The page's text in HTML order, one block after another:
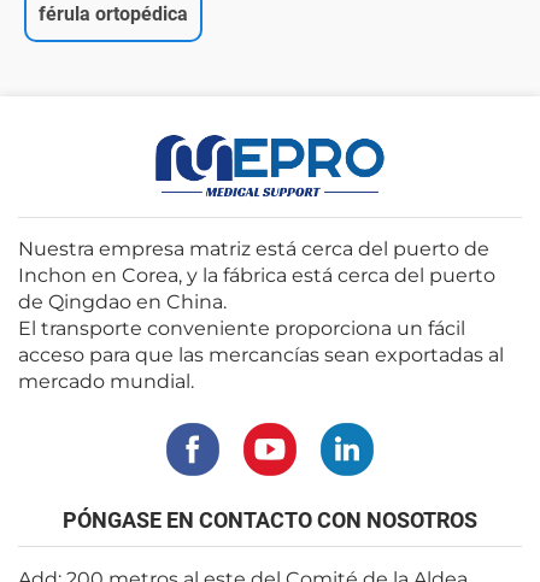
férula ortopédica
Nuestra empresa matriz está cerca del puerto de
Inchon en Corea, y la fábrica está cerca del puerto
de Qingdao en China.
El transporte conveniente proporciona un fácil
acceso para que las mercancías sean exportadas al
mercado mundial.
PÓNGASE EN CONTACTO CON NOSOTROS